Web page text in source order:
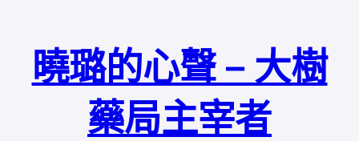
曉璐的心聲 – 大樹
藥局主宰者